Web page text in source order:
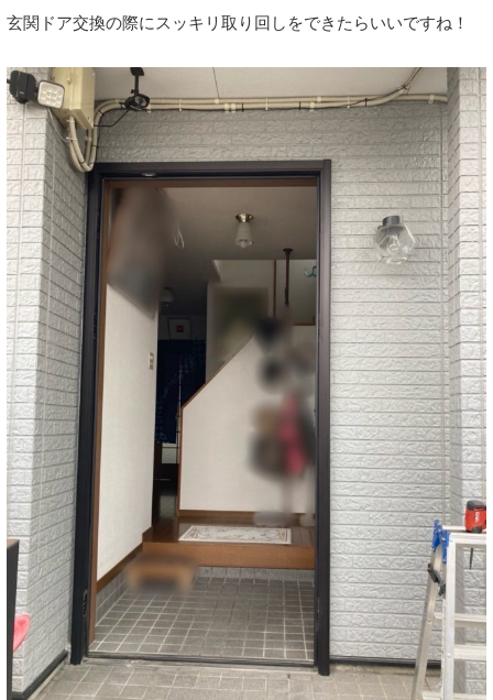
玄関ドア交換の際にスッキリ取り回しをできたらいいですね！